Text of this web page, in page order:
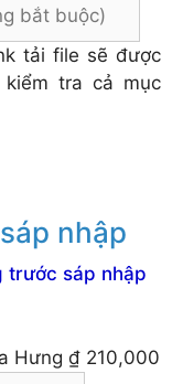
tải file sẽ được
tra cả mục
nhập
Hưng ₫ 210,000